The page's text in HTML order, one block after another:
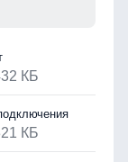
КБ
КБ